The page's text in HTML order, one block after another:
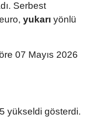
Serbest
yukarı yönlü
07 Mayıs 2026
yükseldi gösterdi.